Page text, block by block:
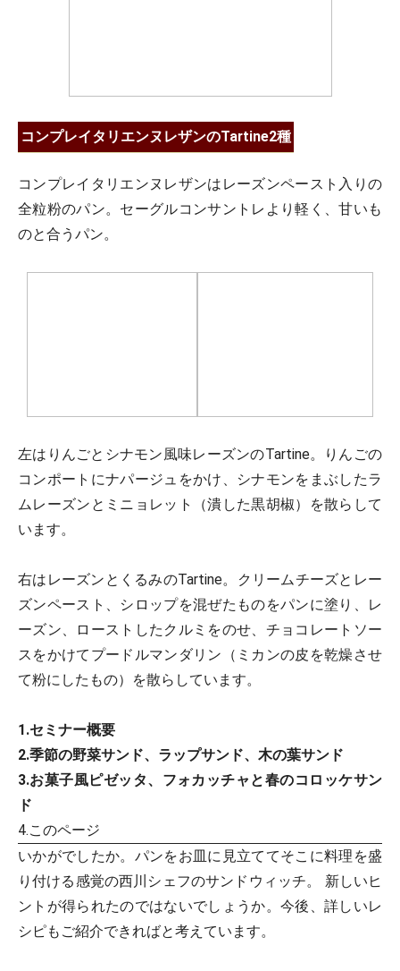
コンプレイタリエンヌレザンのTartine2種
コンプレイタリエンヌレザンはレーズンペースト入りの
全粒粉のパン。セーグルコンサントレより軽く、甘いも
のと合うパン。
左はりんごとシナモン風味レーズンのTartine。りんごの
コンポートにナパージュをかけ、シナモンをまぶしたラ
ムレーズンとミニョレット（潰した黒胡椒）を散らして
います。
右はレーズンとくるみのTartine。クリームチーズとレー
ズンペースト、シロップを混ぜたものをパンに塗り、レ
ーズン、ローストしたクルミをのせ、チョコレートソー
スをかけてプードルマンダリン（ミカンの皮を乾燥させ
て粉にしたもの）を散らしています。
1.セミナー概要
2.季節の野菜サンド、ラップサンド、木の葉サンド
3.お菓子風ピゼッタ、フォカッチャと春のコロッケサン
ド
4.このページ
いかがでしたか。パンをお皿に見立ててそこに料理を盛
り付ける感覚の西川シェフのサンドウィッチ。 新しいヒ
ントが得られたのではないでしょうか。今後、詳しいレ
シピもご紹介できればと考えています。